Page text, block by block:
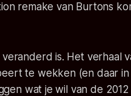
remake van Burtons
is. Het verhaal
te wekken (en daar in
wat je wil van de